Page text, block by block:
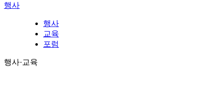
행사
행사
교육
포럼
행사·교육